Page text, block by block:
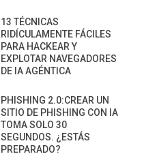
13 TÉCNICAS
RIDÍCULAMENTE FÁCILES
PARA HACKEAR Y
EXPLOTAR NAVEGADORES
DE IA AGÉNTICA
PHISHING 2.0:CREAR UN
SITIO DE PHISHING CON IA
TOMA SOLO 30
SEGUNDOS. ¿ESTÁS
PREPARADO?